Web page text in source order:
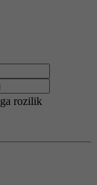
ga rozilik